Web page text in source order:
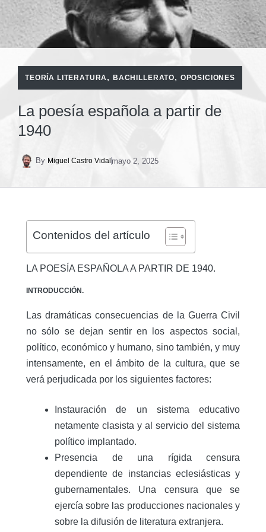
TEORÍA LITERATURA, BACHILLERATO, OPOSICIONES
La poesía española a partir de
1940
By Miguel Castro Vidal mayo 2, 2025
Contenidos del artículo
LA POESÍA ESPAÑOLA A PARTIR DE 1940.
INTRODUCCIÓN.
Las dramáticas consecuencias de la Guerra Civil
no sólo se dejan sentir en los aspectos social,
político, económico y humano, sino también, y muy
intensamente, en el ámbito de la cultura, que se
verá perjudicada por los siguientes factores:
Instauración de un sistema educativo
netamente clasista y al servicio del sistema
político implantado.
Presencia de una rígida censura
dependiente de instancias eclesiásticas y
gubernamentales. Una censura que se
ejercía sobre las producciones nacionales y
sobre la difusión de literatura extranjera.